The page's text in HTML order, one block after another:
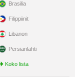
Brasilia
Filippiinit
Libanon
Persianlahti
Koko lista